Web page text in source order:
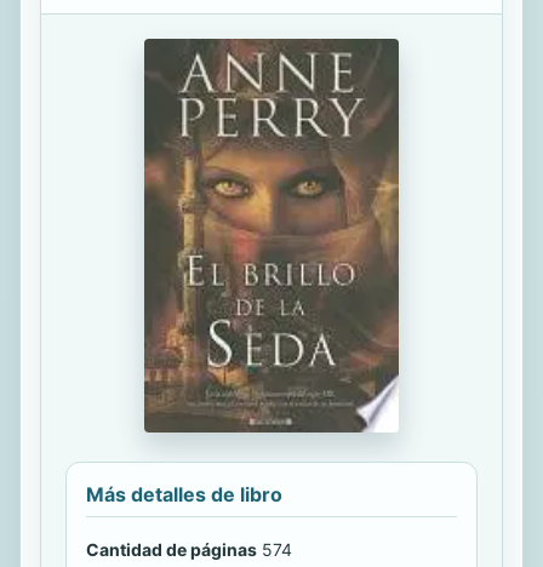
Más detalles de libro
Cantidad de páginas 574